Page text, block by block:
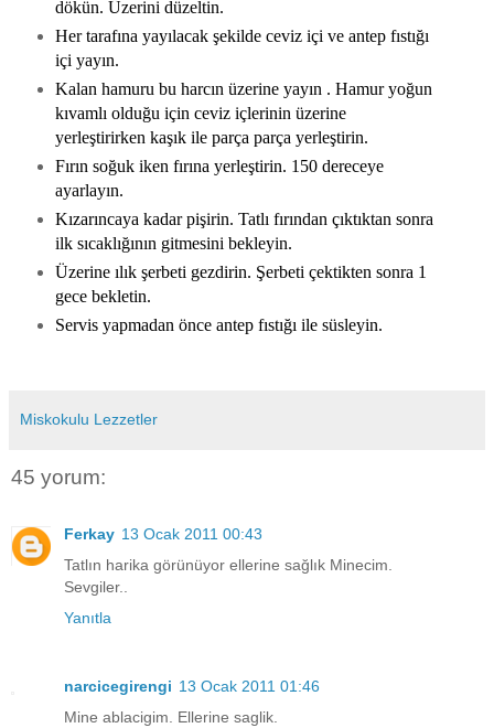
dökün. Üzerini düzeltin.
Her tarafına yayılacak şekilde ceviz içi ve antep fıstığı
içi yayın.
Kalan hamuru bu harcın üzerine yayın . Hamur yoğun
kıvamlı olduğu için ceviz içlerinin üzerine
yerleştirirken kaşık ile parça parça yerleştirin.
Fırın soğuk iken fırına yerleştirin. 150 dereceye
ayarlayın.
Kızarıncaya kadar pişirin. Tatlı fırından çıktıktan sonra
ilk sıcaklığının gitmesini bekleyin.
Üzerine ılık şerbeti gezdirin. Şerbeti çektikten sonra 1
gece bekletin.
Servis yapmadan önce antep fıstığı ile süsleyin.
Miskokulu Lezzetler
45 yorum:
Ferkay 13 Ocak 2011 00:43
Tatlın harika görünüyor ellerine sağlık Minecim.
Sevgiler..
Yanıtla
narcicegirengi 13 Ocak 2011 01:46
Mine ablacigim. Ellerine saglik.